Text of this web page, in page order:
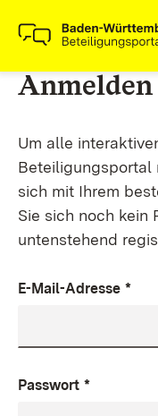
Anmelden
Um alle
Beteiligungsportal
sich mit Ihrem
Sie sich noch kein
untenstehend
E-Mail-Adresse *
Passwort *